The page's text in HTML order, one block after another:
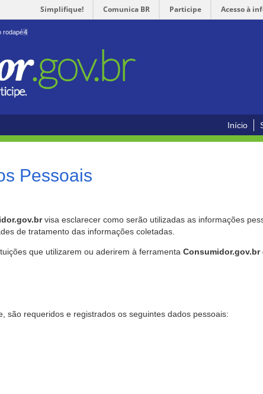
Simplifique! Comunica BR Participe Acesso à
rodapé4
Início
Pessoais
visa esclarecer como serão utilizadas as informações
de tratamento das informações coletadas.
que utilizarem ou aderirem à ferramenta Consumidor.gov.br
são requeridos e registrados os seguintes dados pessoais: